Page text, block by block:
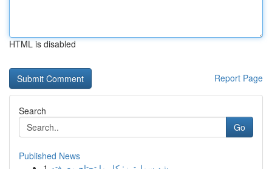
HTML is disabled
Report Page
Search
Go
Published News